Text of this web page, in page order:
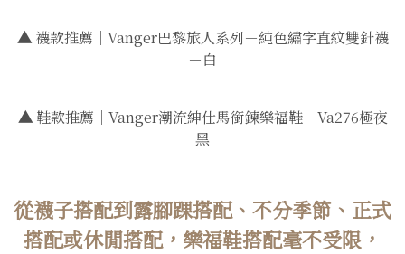
▲襪款推薦｜Vanger巴黎旅人系列－純色繡字直紋雙針襪
－白
▲鞋款推薦｜Vanger潮流紳仕馬銜鍊樂福鞋－Va276極夜
黑
從襪子搭配到露腳踝搭配、不分季節、正式
搭配或休閒搭配，樂福鞋搭配毫不受限，